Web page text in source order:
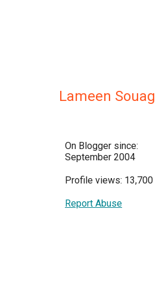
On Blogger since:
September 2004
Profile views: 13,700
Report Abuse